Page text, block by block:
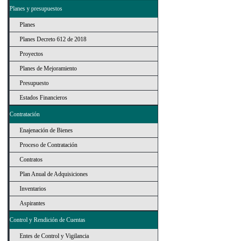
Planes y presupuestos
Planes
Planes Decreto 612 de 2018
Proyectos
Planes de Mejoramiento
Presupuesto
Estados Financieros
Contratación
Enajenación de Bienes
Proceso de Contratación
Contratos
Plan Anual de Adquisiciones
Inventarios
Aspirantes
Control y Rendición de Cuentas
Entes de Control y Vigilancia